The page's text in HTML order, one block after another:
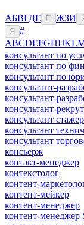
АБВГДЕ Ё ЖЗИ
Я
#
ABCDEFGHIJKL
консультант по
консультант по
консультант по
консультант-
консультант-
консультант-
консультант стажер
консультант
консультант
консьерж
контакт-менеджер
контекстолог
контент-
контент-мейкер
контент-менеджер
контент-менеджер